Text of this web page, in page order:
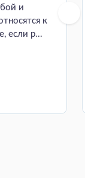
и
к
если р...